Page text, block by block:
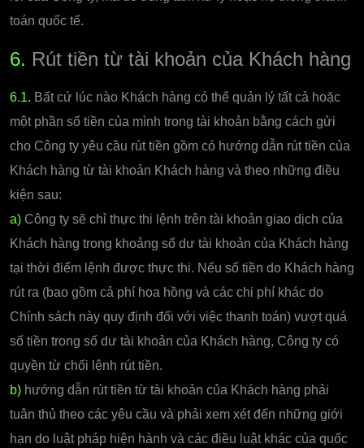
toán quốc tế.
6. Rút tiền từ tài khoản của Khách hàng
6.1. Bất cứ lúc nào Khách hàng có thể quản lý tất cả hoặc
một phần số tiền của mình trong tài khoản bằng cách gửi
cho Công ty yêu cầu rút tiền gồm có hướng dẫn rút tiền của
Khách hàng từ tài khoản Khách hàng và theo những điều
kiện sau:
a) Công ty sẽ chỉ thực thi lệnh trên tài khoản giao dịch của
Khách hàng trong khoảng số dư tài khoản của Khách hàng
tại thời điểm lệnh được thực thi. Nếu số tiền do Khách hàng
rút ra (bao gồm cả phí hoa hồng và các chi phí khác do
Chính sách này quy định đối với việc thanh toán) vượt quá
số tiền trong số dư tài khoản của Khách hàng, Công ty có
quyền từ chối lệnh rút tiền.
b) hướng dẫn rút tiền từ tài khoản của Khách hàng phải
tuân thủ theo các yêu cầu và phải xem xét đến những giới
hạn do luật pháp hiện hành và các điều luật khác của quốc